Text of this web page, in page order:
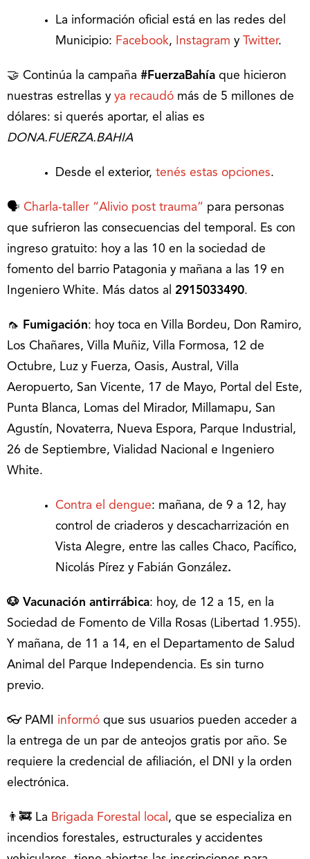
La información oficial está en las redes del
Municipio: Facebook, Instagram y Twitter.
🤝 Continúa la campaña #FuerzaBahía que hicieron
nuestras estrellas y ya recaudó más de 5 millones de
dólares: si querés aportar, el alias es
DONA.FUERZA.BAHIA
Desde el exterior, tenés estas opciones.
🗣️ Charla-taller “Alivio post trauma” para personas
que sufrieron las consecuencias del temporal. Es con
ingreso gratuito: hoy a las 10 en la sociedad de
fomento del barrio Patagonia y mañana a las 19 en
Ingeniero White. Más datos al 2915033490.
🦟 Fumigación: hoy toca en Villa Bordeu, Don Ramiro,
Los Chañares, Villa Muñiz, Villa Formosa, 12 de
Octubre, Luz y Fuerza, Oasis, Austral, Villa
Aeropuerto, San Vicente, 17 de Mayo, Portal del Este,
Punta Blanca, Lomas del Mirador, Millamapu, San
Agustín, Novaterra, Nueva Espora, Parque Industrial,
26 de Septiembre, Vialidad Nacional e Ingeniero
White.
Contra el dengue: mañana, de 9 a 12, hay
control de criaderos y descacharrización en
Vista Alegre, entre las calles Chaco, Pacífico,
Nicolás Pírez y Fabián González.
🐶 Vacunación antirrábica: hoy, de 12 a 15, en la
Sociedad de Fomento de Villa Rosas (Libertad 1.955).
Y mañana, de 11 a 14, en el Departamento de Salud
Animal del Parque Independencia. Es sin turno
previo.
👓 PAMI informó que sus usuarios pueden acceder a
la entrega de un par de anteojos gratis por año. Se
requiere la credencial de afiliación, el DNI y la orden
electrónica.
👨‍🚒 La Brigada Forestal local , que se especializa en
incendios forestales, estructurales y accidentes